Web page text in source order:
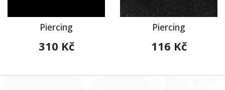
Piercing
310 Kč
Piercing
116 Kč